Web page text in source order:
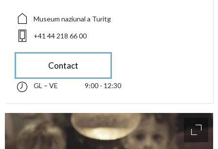
Museum naziunal a Turitg
+41 44 218 66 00
Contact
accessibility.sr-only.opening_hours
glindesdi fin venderdi 09:00 - 12:30
GL – VE 9:00 - 12:30